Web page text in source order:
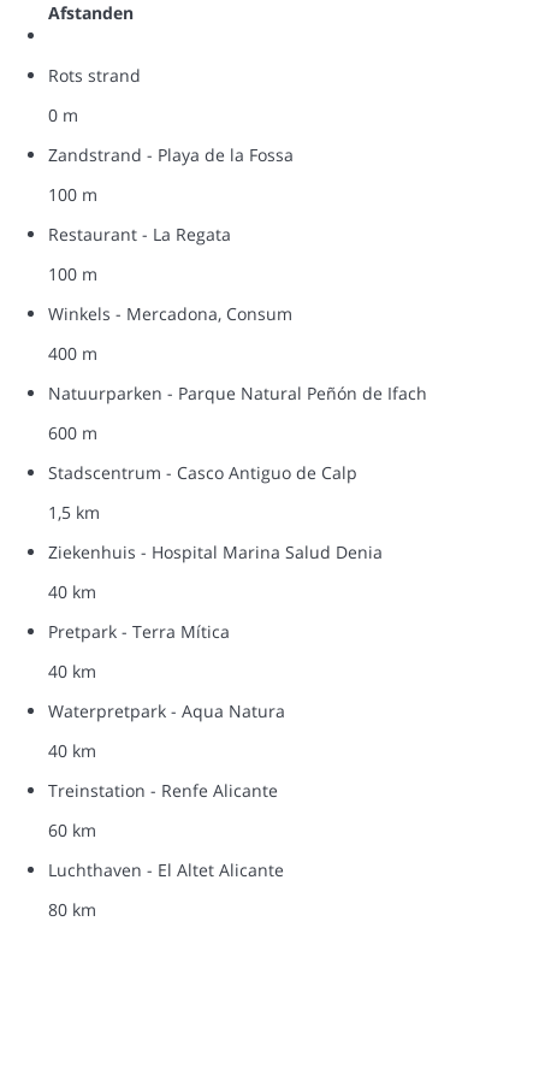
Afstanden
Rots strand
0 m
Zandstrand - Playa de la Fossa
100 m
Restaurant - La Regata
100 m
Winkels - Mercadona, Consum
400 m
Natuurparken - Parque Natural Peñón de Ifach
600 m
Stadscentrum - Casco Antiguo de Calp
1,5 km
Ziekenhuis - Hospital Marina Salud Denia
40 km
Pretpark - Terra Mítica
40 km
Waterpretpark - Aqua Natura
40 km
Treinstation - Renfe Alicante
60 km
Luchthaven - El Altet Alicante
80 km